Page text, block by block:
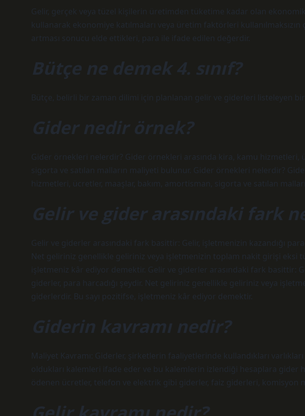
Gelir, gerçek veya tüzel kişilerin üretimden tüketime kadar olan
kullanarak ekonomiye katılmaları veya üretim faktörleri
artması sonucu elde ettikleri, para ile ifade edilen değerdir.
Bütçe ne demek 4. sınıf?
Bütçe, belirli bir zaman dilimi için planlanan gelir ve giderleri listeleyen
Gider nedir örnek?
Gider örnekleri nelerdir? Gider örnekleri arasında kira, kamu hizmetleri,
sigorta ve satılan malların maliyeti bulunur. Gider örnekleri nelerdir?
hizmetleri, ücretler, maaşlar, bakım, amortisman, sigorta ve satılan
Gelir ve gider arasındaki fark
Gelir ve giderler arasındaki fark basittir: Gelir, işletmenizin kazandığı
Net geliriniz genellikle geliriniz veya işletmenizin toplam nakit girişi eksi
işletmeniz kâr ediyor demektir. Gelir ve giderler arasındaki fark basittir:
giderler, para harcadığı şeydir. Net geliriniz genellikle geliriniz veya
giderlerdir. Bu sayı pozitifse, işletmeniz kâr ediyor demektir.
Giderin kavramı nedir?
Maliyet Kavramı: Giderler, şirketlerin faaliyetlerinde kullandıkları
oldukları kalemleri ifade eder ve bu kalemlerin izlendiği hesaplara gider
ödenen ücretler, telefon ve elektrik gibi giderler, faiz giderleri, komisyon